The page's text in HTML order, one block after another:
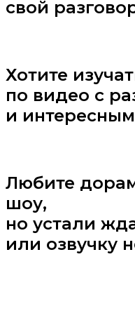
свой
Хотите
по видео с
и
Любите
шоу,
но устали
или озвучку